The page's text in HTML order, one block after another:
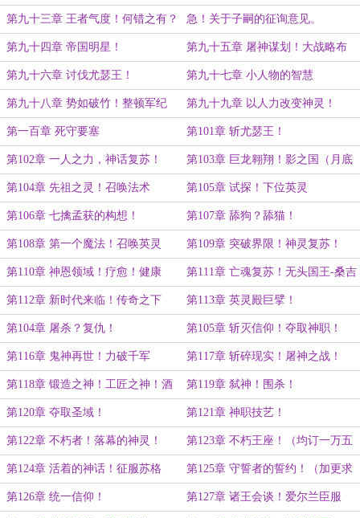
二加更）
第九十三章 王者气度！何错之有？ 急！关于子嗣的征询意见。
第九十四章 帝国明星！ 第九十五章 屠神谋划！大战略布
局！
第九十六章 讨伐尤瑟王！ 第九十七章 小人物的智慧
第九十八章 势如破竹！整顿军纪 第九十九章 以人力改变神灵！
第一百章 死守要塞 第101章 斩尤瑟王！
第102章 一人之力，神话复苏！
（均订一万三加更）
第103章 巨龙翱翔！影之国（月底
加更一章）
第104章 先祖之灵！召唤法术 第105章 试探！下位英灵
第106章 七擒孟获的构想！ 第107章 舔狗？舔猫！
第108章 第一个魔法！召唤英灵 第109章 突破界限！神灵复苏！
第110章 神恩领域！疗愈！健康 第111章 亡魂复苏！无头国王-桑吉
斯
第112章 新时代来临！传奇之下 第113章 英灵殿巨擘！
第104章 屠杀？复仇！ 第105章 斩灭信仰！夺取神职！
第116章 鬼神再世！力破千军 第117章 斩碎现实！屠神之战！
第118章 锻造之神！工匠之神！酒
神
第119章 弑神！围杀！
第120章 夺取圣域！ 第121章 神职技艺！
第122章 不朽者！落幕的神灵！
（一万四均订加更）
第123章 不朽王座！（均订一万五
加更）
第124章 活着的神话！征服苏格
兰！（二合一）
第125章 守誓者的誓约！（加更求
月票）
第126章 统一信仰！ 第127章 诸王会谈！爱尔兰臣服